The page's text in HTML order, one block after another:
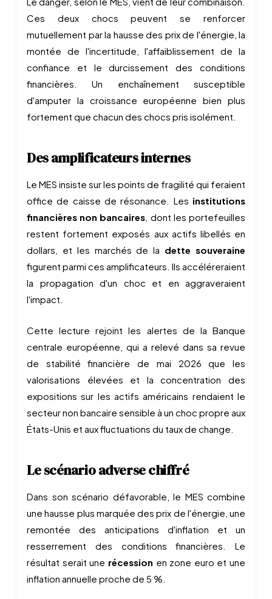
Ces deux chocs peuvent se renforcer
mutuellement par la hausse des prix de l'énergie, la
montée de l'incertitude, l'affaiblissement de la
confiance et le durcissement des conditions
financières. Un enchaînement susceptible
d'amputer la croissance européenne bien plus
fortement que chacun des chocs pris isolément.
Des amplificateurs internes
Le MES insiste sur les points de fragilité qui feraient
office de caisse de résonance. Les institutions
financières non bancaires, dont les portefeuilles
restent fortement exposés aux actifs libellés en
dollars, et les marchés de la dette souveraine
figurent parmi ces amplificateurs. Ils accéléreraient
la propagation d'un choc et en aggraveraient
l'impact.
Cette lecture rejoint les alertes de la Banque
centrale européenne, qui a relevé dans sa revue
de stabilité financière de mai 2026 que les
valorisations élevées et la concentration des
expositions sur les actifs américains rendaient le
secteur non bancaire sensible à un choc propre aux
États-Unis et aux fluctuations du taux de change.
Le scénario adverse chiffré
Dans son scénario défavorable, le MES combine
une hausse plus marquée des prix de l'énergie, une
remontée des anticipations d'inflation et un
resserrement des conditions financières. Le
résultat serait une récession en zone euro et une
inflation annuelle proche de 5 %.